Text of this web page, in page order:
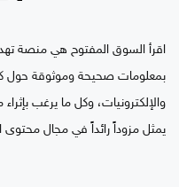
اقرأ السوق المفتوح هي منصة
بمعلومات صحيحة وموثوقة حول كل
والإلكترونيات، وكل ما يرغب
يمثل مزوداً رائداً في مجال محتوى